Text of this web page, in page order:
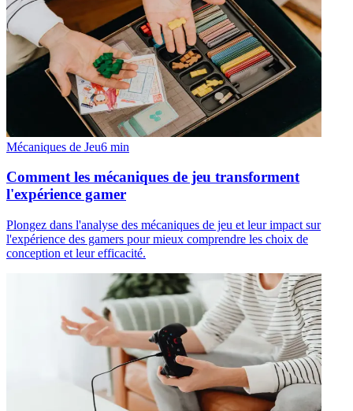
Mécaniques de Jeu6 min
Comment les mécaniques de jeu transforment
l'expérience gamer
Plongez dans l'analyse des mécaniques de jeu et leur impact sur
l'expérience des gamers pour mieux comprendre les choix de
conception et leur efficacité.